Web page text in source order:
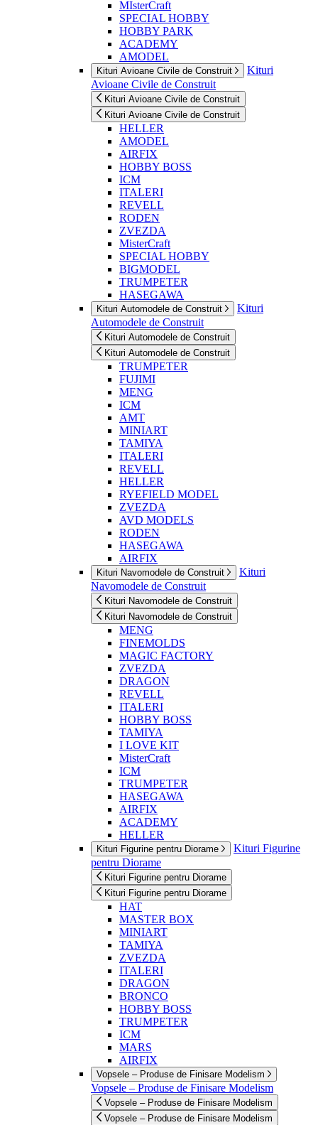
MIsterCraft
SPECIAL HOBBY
HOBBY PARK
ACADEMY
AMODEL
Kituri Avioane Civile de Construit
Kituri
Avioane Civile de Construit
Kituri Avioane Civile de Construit
Kituri Avioane Civile de Construit
HELLER
AMODEL
AIRFIX
HOBBY BOSS
ICM
ITALERI
REVELL
RODEN
ZVEZDA
MisterCraft
SPECIAL HOBBY
BIGMODEL
TRUMPETER
HASEGAWA
Kituri Automodele de Construit
Kituri
Automodele de Construit
Kituri Automodele de Construit
Kituri Automodele de Construit
TRUMPETER
FUJIMI
MENG
ICM
AMT
MINIART
TAMIYA
ITALERI
REVELL
HELLER
RYEFIELD MODEL
ZVEZDA
AVD MODELS
RODEN
HASEGAWA
AIRFIX
Kituri Navomodele de Construit
Kituri
Navomodele de Construit
Kituri Navomodele de Construit
Kituri Navomodele de Construit
MENG
FINEMOLDS
MAGIC FACTORY
ZVEZDA
DRAGON
REVELL
ITALERI
HOBBY BOSS
TAMIYA
I LOVE KIT
MisterCraft
ICM
TRUMPETER
HASEGAWA
AIRFIX
ACADEMY
HELLER
Kituri Figurine pentru Diorame
Kituri Figurine
pentru Diorame
Kituri Figurine pentru Diorame
Kituri Figurine pentru Diorame
HAT
MASTER BOX
MINIART
TAMIYA
ZVEZDA
ITALERI
DRAGON
BRONCO
HOBBY BOSS
TRUMPETER
ICM
MARS
AIRFIX
Vopsele – Produse de Finisare Modelism
Vopsele – Produse de Finisare Modelism
Vopsele – Produse de Finisare Modelism
Vopsele – Produse de Finisare Modelism